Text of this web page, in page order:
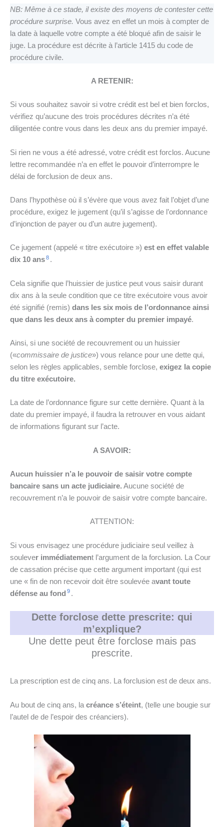
NB: Même à ce stade, il existe des moyens de contester cette
procédure surprise. Vous avez en effet un mois à compter de
la date à laquelle votre compte a été bloqué afin de saisir le
juge. La procédure est décrite à l’article 1415 du code de
procédure civile.
A RETENIR:
Si vous souhaitez savoir si votre crédit est bel et bien forclos,
vérifiez qu’aucune des trois procédures décrites n’a été
diligentée contre vous dans les deux ans du premier impayé.
Si rien ne vous a été adressé, votre crédit est forclos. Aucune
lettre recommandée n’a en effet le pouvoir d’interrompre le
délai de forclusion de deux ans.
Dans l’hypothèse où il s’évère que vous avez fait l’objet d’une
procédure, exigez le jugement (qu’il s’agisse de l’ordonnance
d’injonction de payer ou d’un autre jugement).
Ce jugement (appelé « titre exécutoire ») est en effet valable
dix 10 ans8 .
Cela signifie que l’huissier de justice peut vous saisir durant
dix ans à la seule condition que ce titre exécutoire vous avoir
été signifié (remis) dans les six mois de l’ordonnance ainsi
que dans les deux ans à compter du premier impayé.
Ainsi, si une société de recouvrement ou un huissier
(«commissaire de justice») vous relance pour une dette qui,
selon les règles applicables, semble forclose, exigez la copie
du titre exécutoire.
La date de l’ordonnance figure sur cette dernière. Quant à la
date du premier impayé, il faudra la retrouver en vous aidant
de informations figurant sur l’acte.
A SAVOIR:
Aucun huissier n’a le pouvoir de saisir votre compte
bancaire sans un acte judiciaire. Aucune société de
recouvrement n’a le pouvoir de saisir votre compte bancaire.
ATTENTION:
Si vous envisagez une procédure judiciaire seul veillez à
soulever immédiatement l’argument de la forclusion. La Cour
de cassation précise que cette argument important (qui est
une « fin de non recevoir doit être soulevée avant toute
défense au fond 9 .
Dette forclose dette prescrite: qui
m’explique?
Une dette peut être forclose mais pas
prescrite.
La prescription est de cinq ans. La forclusion est de deux ans.
Au bout de cinq ans, la créance s’éteint, (telle une bougie sur
l’autel de de l’espoir des créanciers).